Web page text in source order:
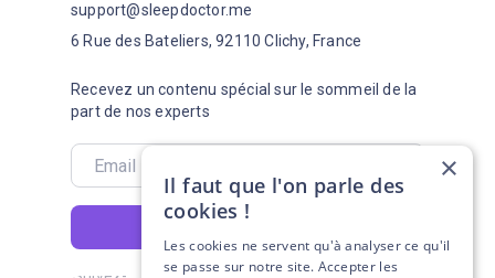
Recevez un contenu spécial sur le sommeil de la
part de nos experts
support@sleepdoctor.me
6 Rue des Bateliers, 92110 Clichy, France
×
Il faut que l'on parle des
cookies !
Les cookies ne servent qu'à analyser ce qu'il
se passe sur notre site. Accepter les